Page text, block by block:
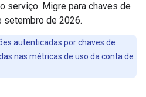
serviço. Migre para chaves de
setembro de 2026.
autenticadas por chaves de
nas métricas de uso da conta de